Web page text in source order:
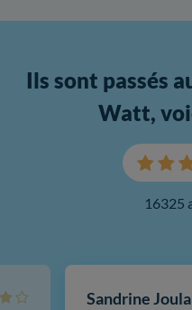
Ils sont passés
Watt,
16325
Sandrine